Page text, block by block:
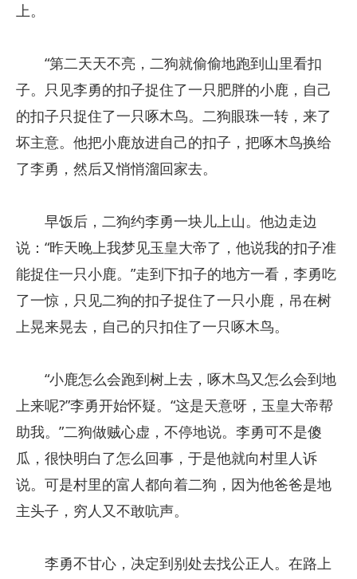
上。
“第二天天不亮，二狗就偷偷地跑到山里看扣
子。只见李勇的扣子捉住了一只肥胖的小鹿，自己
的扣子只捉住了一只啄木鸟。二狗眼珠一转，来了
坏主意。他把小鹿放进自己的扣子，把啄木鸟换给
了李勇，然后又悄悄溜回家去。
早饭后，二狗约李勇一块儿上山。他边走边
说：“昨天晚上我梦见玉皇大帝了，他说我的扣子准
能捉住一只小鹿。”走到下扣子的地方一看，李勇吃
了一惊，只见二狗的扣子捉住了一只小鹿，吊在树
上晃来晃去，自己的只扣住了一只啄木鸟。
“小鹿怎么会跑到树上去，啄木鸟又怎么会到地
上来呢?”李勇开始怀疑。“这是天意呀，玉皇大帝帮
助我。”二狗做贼心虚，不停地说。李勇可不是傻
瓜，很快明白了怎么回事，于是他就向村里人诉
说。可是村里的富人都向着二狗，因为他爸爸是地
主头子，穷人又不敢吭声。
李勇不甘心，决定到别处去找公正人。在路上